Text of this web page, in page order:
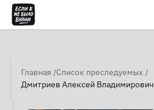
Главная Список преследуемых
Дмитриев Алексей Владимирович